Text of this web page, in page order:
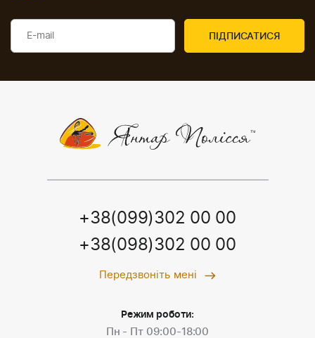
+38(099)302 00 00
+38(098)302 00 00
Передзвоніть мені
Режим роботи:
Пн - Пт 09:00-18:00